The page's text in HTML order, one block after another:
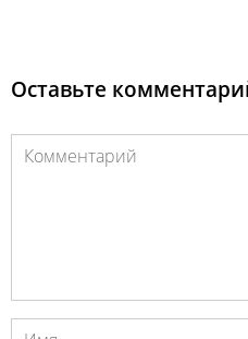
Оставьте